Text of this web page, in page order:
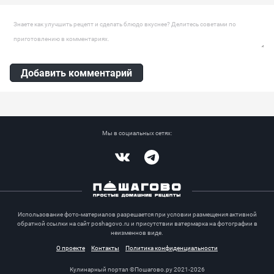
Оставить комментарий
Добавить комментарий
Мы в социальных сетях:
Использование фото-материалов разрешается при условии размещения активной
обратной ссылки на сайт poshagovo.ru и присутствии ватермарка на фотографии в
неизменнов виде.
О проекте
Контакты Политика конфиденциальности
Кулинарный портал ©Пошагово.ру 2021-2026